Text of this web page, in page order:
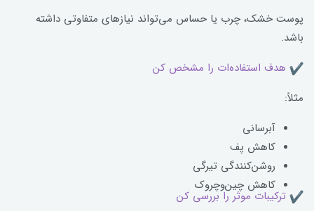
پوست خشک، چرب یا حساس می‌تواند نیازهای متفاوتی داشته
باشد.
هدف استفاده‌ات را مشخص کن
مثلاً:
آبرسانی
کاهش پف
روشن‌کنندگی تیرگی
کاهش چین‌وچروک
ترکیبات موثر را بررسی کن